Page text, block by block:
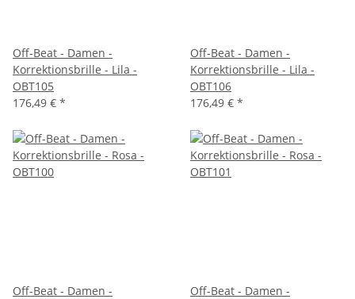
Off-Beat - Damen -
Korrektionsbrille - Lila -
OBT105
176,49 € *
Off-Beat - Damen -
Korrektionsbrille - Lila -
OBT106
176,49 € *
Off-Beat - Damen -
Off-Beat - Damen -